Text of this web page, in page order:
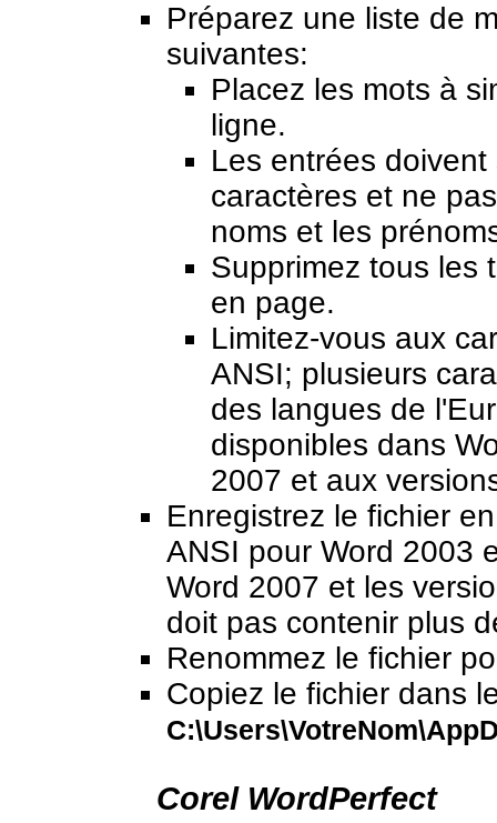
Préparez une liste de
suivantes:
Placez les mots à
ligne.
Les entrées
caractères et ne
noms et les
Supprimez tous les
en page.
Limitez-vous aux
ANSI; plusieurs
des langues de
disponibles dans
2007 et aux
Enregistrez le fichier
ANSI pour Word 2003
Word 2007 et les
doit pas contenir plus
Renommez le fichier
Copiez le fichier dans
Corel WordPerfect